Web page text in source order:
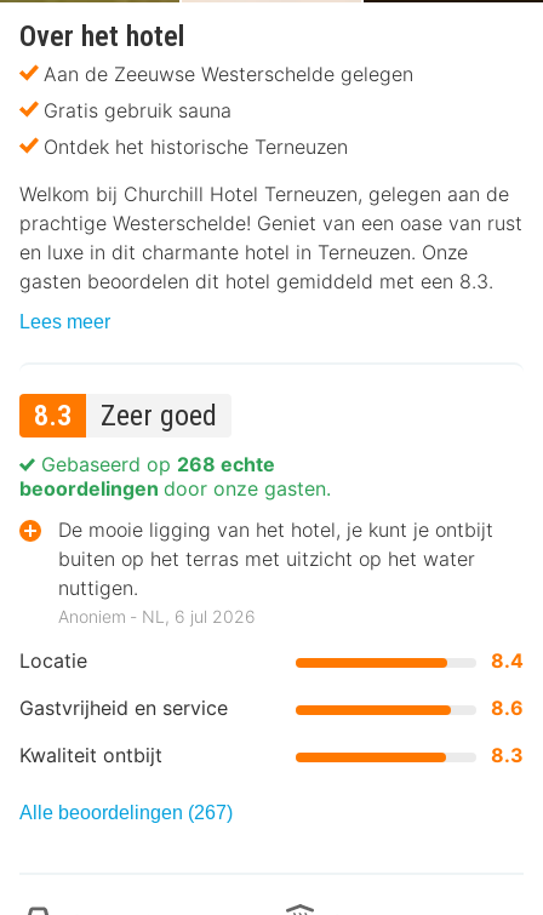
Over het hotel
Aan de Zeeuwse Westerschelde gelegen
Gratis gebruik sauna
Ontdek het historische Terneuzen
Welkom bij Churchill Hotel Terneuzen, gelegen aan de
prachtige Westerschelde! Geniet van een oase van rust
en luxe in dit charmante hotel in Terneuzen. Onze
gasten beoordelen dit hotel gemiddeld met een 8.3.
Lees meer
8.3 Zeer goed
Locatie
8.4
Gastvrijheid en service
8.6
Kwaliteit ontbijt
8.3
Gebaseerd op 268 echte
beoordelingen door onze gasten.
De mooie ligging van het hotel, je kunt je ontbijt
buiten op het terras met uitzicht op het water
nuttigen.
Anoniem ‐ NL, 6 jul 2026
Alle beoordelingen (267)